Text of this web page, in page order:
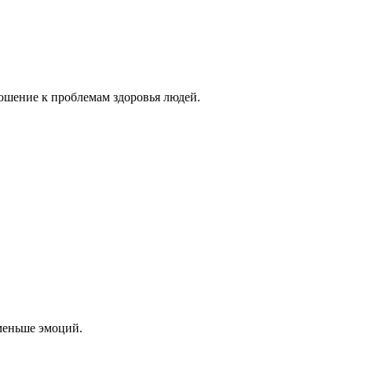
к проблемам здоровья людей.
эмоций.